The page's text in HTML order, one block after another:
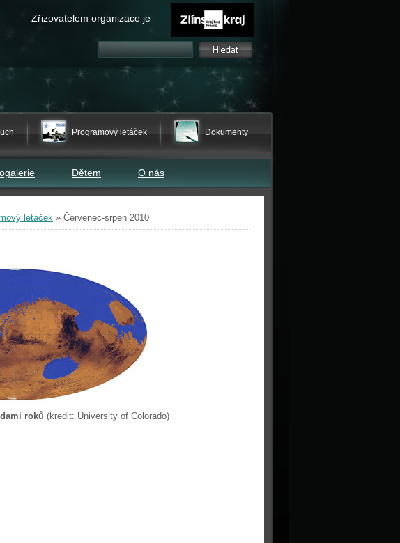
Zřizovatelem organizace je
Programový letáček Dokumenty
Dětem O nás
letáček » Červenec-srpen 2010
roků (kredit: University of Colorado)